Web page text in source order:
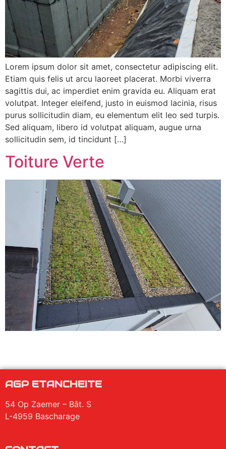
Lorem ipsum dolor sit amet, consectetur adipiscing elit.
Etiam quis felis ut arcu laoreet placerat. Morbi viverra
sagittis dui, ac imperdiet enim gravida eu. Aliquam erat
volutpat. Integer eleifend, justo in euismod lacinia, risus
purus sollicitudin diam, eu elementum elit leo sed turpis.
Sed aliquam, libero id volutpat aliquam, augue urna
sollicitudin sem, id tincidunt […]
Toiture Verte
AGP ETANCHEITE
54 Op Zaemer – Bât. S
L-4959 Bascharage